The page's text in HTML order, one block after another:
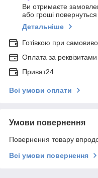
Ви отримаєте
або гроші
Детальніше
Готівкою при
Оплата за реквізитами
Приват24
Всі умови оплати
Умови повернення
Повернення товару
Всі умови повернення